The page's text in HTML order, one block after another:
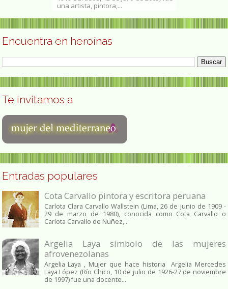
una artista, pintora,...
Encuentra en heroínas
Te invitamos a
Entradas populares
Cota Carvallo pintora y escritora peruana
Carlota Clara Carvallo Wallstein (Lima, 26 de junio de 1909 -
29 de marzo de 1980), conocida como Cota Carvallo o
Carlota Carvallo de Nuñez,...
Argelia Laya símbolo de las mujeres
afrovenezolanas
Argelia Laya , Mujer que hace historia Argelia Mercedes
Laya López (Río Chico, 10 de julio de 1926-27 de noviembre
de 1997) fue una docente...